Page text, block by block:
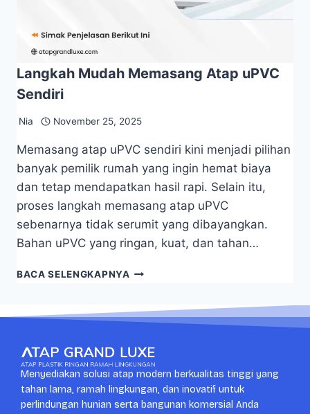
Langkah Mudah Memasang Atap uPVC
Sendiri
Nia November 25, 2025
Memasang atap uPVC sendiri kini menjadi pilihan
banyak pemilik rumah yang ingin hemat biaya
dan tetap mendapatkan hasil rapi. Selain itu,
proses langkah memasang atap uPVC
sebenarnya tidak serumit yang dibayangkan.
Bahan uPVC yang ringan, kuat, dan tahan…
BACA SELENGKAPNYA
Menyediakan solusi atap modern berkualitas tinggi yang
tahan lama, ramah lingkungan, dan inovatif untuk
perlindungan hunian serta bangunan komersial Anda